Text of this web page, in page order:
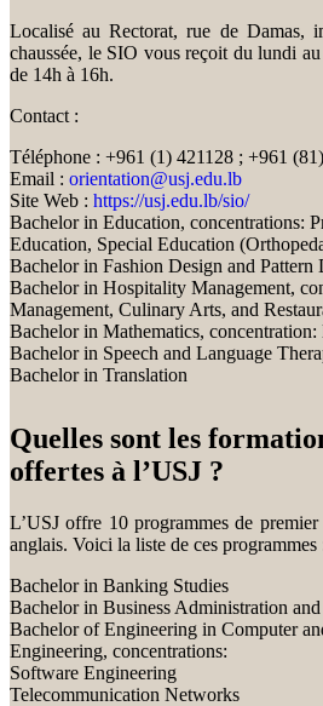
Localisé au Rectorat, rue de Damas,
chaussée, le SIO vous reçoit du lundi
de 14h à 16h.
Contact :
Téléphone : +961 (1) 421128 ; +961
Email : orientation@usj.edu.lb
Site Web : https://usj.edu.lb/sio/
Bachelor in Education, concentrations:
Education, Special Education
Bachelor in Fashion Design and Pattern
Bachelor in Hospitality Management,
Management, Culinary Arts, and
Bachelor in Mathematics, concentration:
Bachelor in Speech and Language
Bachelor in Translation
Quelles sont les
offertes à l’USJ ?
L’USJ offre 10 programmes de
anglais. Voici la liste de ces programmes
Bachelor in Banking Studies
Bachelor in Business Administration
Bachelor of Engineering in Computer
Engineering, concentrations:
Software Engineering
Telecommunication Networks